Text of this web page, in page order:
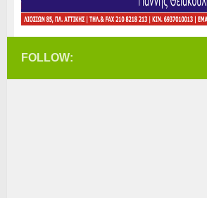
FOLLOW: